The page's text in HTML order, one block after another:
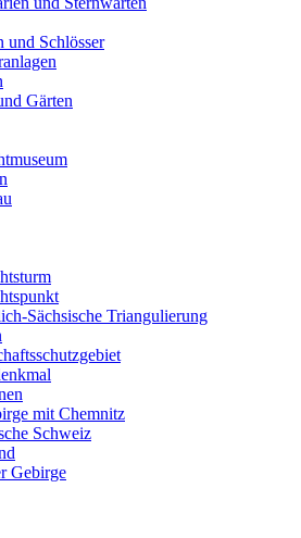
und Schlösser
Gärten
Sächsische Triangulierung
mit Chemnitz
Schweiz
Gebirge